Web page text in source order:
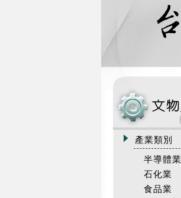
:::
產業類別
半導體業
石化業
食品業